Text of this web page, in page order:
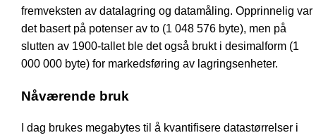
fremveksten av datalagring og datamåling. Opprinnelig var
det basert på potenser av to (1 048 576 byte), men på
slutten av 1900-tallet ble det også brukt i desimalform (1
000 000 byte) for markedsføring av lagringsenheter.
Nåværende bruk
I dag brukes megabytes til å kvantifisere datastørrelser i